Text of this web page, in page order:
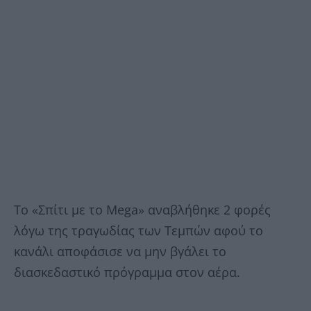
Το «Σπίτι με το Mega» αναβλήθηκε 2 φορές
λόγω της τραγωδίας των Τεμπών αφού το
κανάλι αποφάσισε να μην βγάλει το
διασκεδαστικό πρόγραμμα στον αέρα.